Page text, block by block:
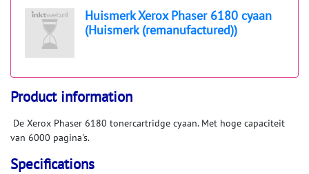
Huismerk Xerox Phaser 6180 cyaan
(Huismerk (remanufactured))
Product information
De Xerox Phaser 6180 tonercartridge cyaan. Met hoge capaciteit
van 6000 pagina's.
Specifications